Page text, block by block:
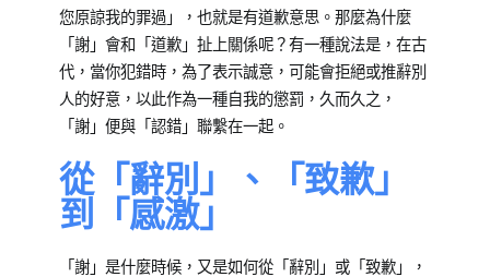
您原諒我的罪過」，也就是有道歉意思。那麼為什麼
「謝」會和「道歉」扯上關係呢？有一種說法是，在古
代，當你犯錯時，為了表示誠意，可能會拒絕或推辭別
人的好意，以此作為一種自我的懲罰，久而久之，
「謝」便與「認錯」聯繫在一起。
從「辭別」、「致歉」
到「感激」
「謝」是什麼時候，又是如何從「辭別」或「致歉」，